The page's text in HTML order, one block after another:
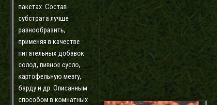
пакетах. Состав
субстрата лучше
разнообразить,
применяя в качестве
питательных добавок
солод, пивное сусло,
картофельную мезгу,
барду и др. Описанным
способом в комнатных